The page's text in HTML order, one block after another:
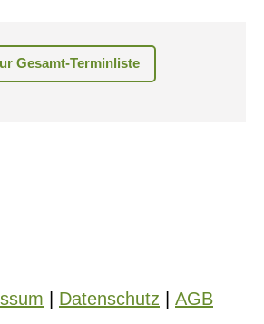
Gesamt-Terminliste
Datenschutz AGB